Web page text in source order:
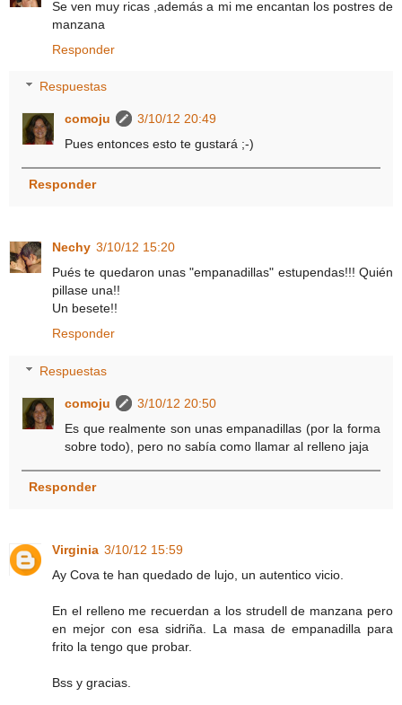
Se ven muy ricas ,además a mi me encantan los postres de
manzana
Responder
Respuestas
comoju
3/10/12 20:49
Pues entonces esto te gustará ;-)
Responder
Nechy 3/10/12 15:20
Pués te quedaron unas "empanadillas" estupendas!!! Quién
pillase una!!
Un besete!!
Responder
Respuestas
comoju
3/10/12 20:50
Es que realmente son unas empanadillas (por la forma
sobre todo), pero no sabía como llamar al relleno jaja
Responder
Virginia 3/10/12 15:59
Ay Cova te han quedado de lujo, un autentico vicio.
En el relleno me recuerdan a los strudell de manzana pero
en mejor con esa sidriña. La masa de empanadilla para
frito la tengo que probar.
Bss y gracias.